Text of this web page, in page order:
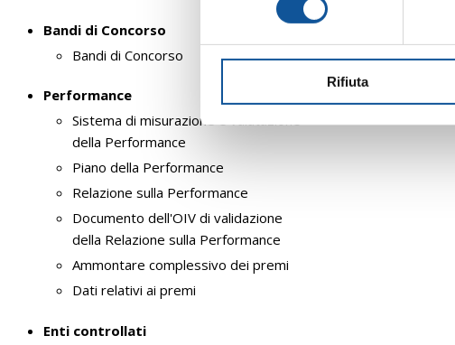
e
e
l
c
o
Rifiuta
Bandi di Concorso
Bandi di Concorso
Performance
Sistema di misurazione e valutazione
della Performance
Piano della Performance
Relazione sulla Performance
Documento dell'OIV di validazione
della Relazione sulla Performance
Ammontare complessivo dei premi
Dati relativi ai premi
Enti controllati